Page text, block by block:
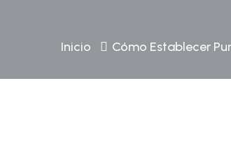
Inicio Cómo Establecer